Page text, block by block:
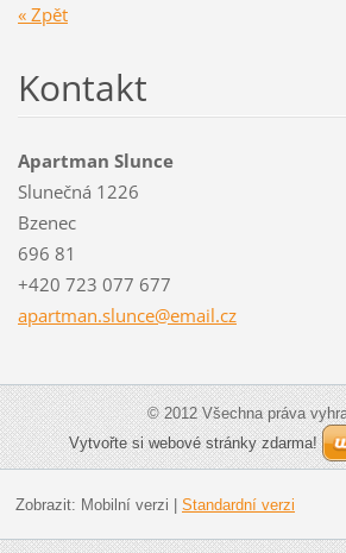
« Zpět
Kontakt
Apartman Slunce
Slunečná 1226
Bzenec
696 81
+420 723 077 677
apartman.slunce@email.cz
© 2012 Všechna práva
Vytvořte si webové stránky zdarma!
Zobrazit: Mobilní verzi Standardní verzi